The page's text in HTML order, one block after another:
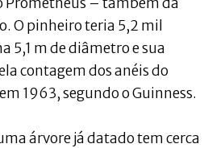
O pinheiro teria 5,2 mil
5,1 m de diâmetro e sua
contagem dos anéis do
1963, segundo o Guinness.
árvore já datado tem cerca